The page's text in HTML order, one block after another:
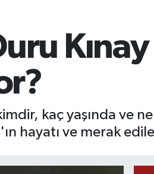
kaç yaşında ve
hayatı ve merak